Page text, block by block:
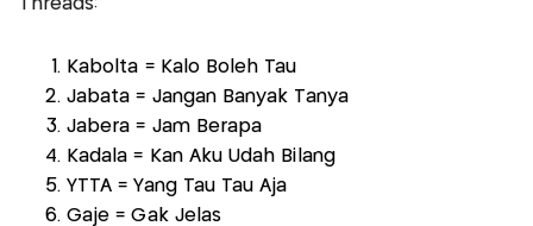
Threads:
Kabolta = Kalo Boleh Tau
Jabata = Jangan Banyak Tanya
Jabera = Jam Berapa
Kadala = Kan Aku Udah Bilang
YTTA = Yang Tau Tau Aja
Gaje = Gak Jelas